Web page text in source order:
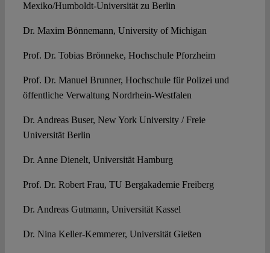
Mexiko/Humboldt-Universität zu Berlin
Dr. Maxim Bönnemann, University of Michigan
Prof. Dr. Tobias Brönneke, Hochschule Pforzheim
Prof. Dr. Manuel Brunner, Hochschule für Polizei und
öffentliche Verwaltung Nordrhein-Westfalen
Dr. Andreas Buser, New York University / Freie
Universität Berlin
Dr. Anne Dienelt, Universität Hamburg
Prof. Dr. Robert Frau, TU Bergakademie Freiberg
Dr. Andreas Gutmann, Universität Kassel
Dr. Nina Keller-Kemmerer, Universität Gießen